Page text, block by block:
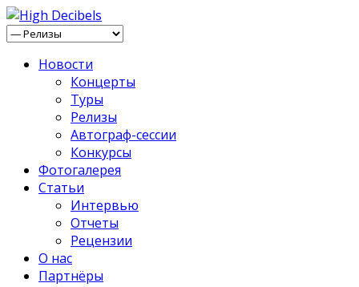
Новости
Концерты
Туры
Релизы
Автограф-сессии
Конкурсы
Фотогалерея
Статьи
Интервью
Отчеты
Рецензии
О нас
Партнёры